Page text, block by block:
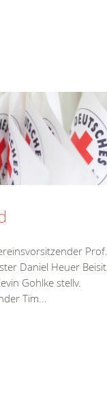
Daniel Heuer
Gohlke stellv.
Tim...